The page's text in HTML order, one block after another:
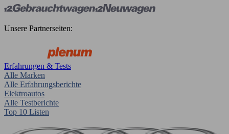
Unsere Partnerseiten:
Erfahrungen & Tests
Alle Marken
Alle Erfahrungsberichte
Elektroautos
Alle Testberichte
Top 10 Listen